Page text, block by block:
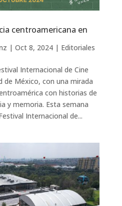
centroamericana en
| Oct 8, 2024| Editoriales
Internacional de Cine
de México, con una mirada
con historias de
y memoria. Esta semana
Internacional de...